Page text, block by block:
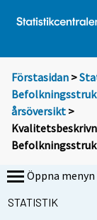
Förstasidan >
årsöversikt >
Öppna menyn
STATISTIK